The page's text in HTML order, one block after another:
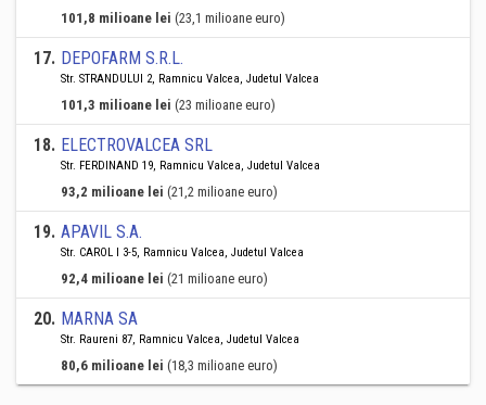
101,8 milioane lei (23,1 milioane euro)
17. DEPOFARM S.R.L.
Str. STRANDULUI 2, Ramnicu Valcea, Judetul Valcea
101,3 milioane lei (23 milioane euro)
18. ELECTROVALCEA SRL
Str. FERDINAND 19, Ramnicu Valcea, Judetul Valcea
93,2 milioane lei (21,2 milioane euro)
19. APAVIL S.A.
Str. CAROL I 3-5, Ramnicu Valcea, Judetul Valcea
92,4 milioane lei (21 milioane euro)
20. MARNA SA
Str. Raureni 87, Ramnicu Valcea, Judetul Valcea
80,6 milioane lei (18,3 milioane euro)